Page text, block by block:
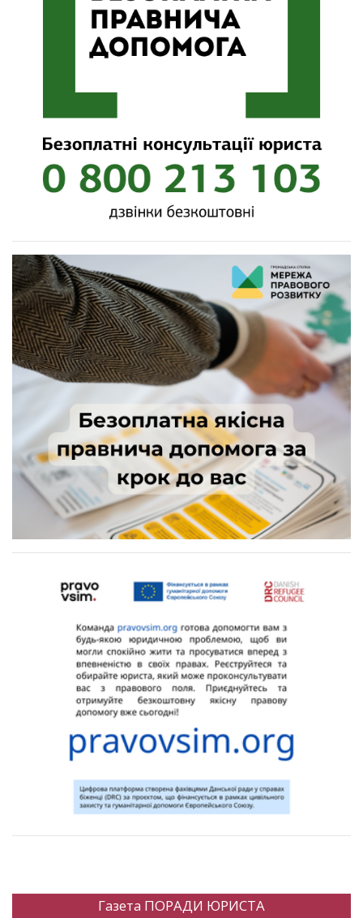
Газета ПОРАДИ ЮРИСТА